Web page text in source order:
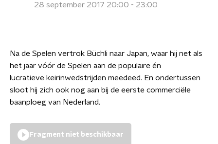
28 september 2017 20:00 - 23:00
Na de Spelen vertrok Büchli naar Japan, waar hij net als
het jaar vóór de Spelen aan de populaire én
lucratieve keirinwedstrijden meedeed. En ondertussen
sloot hij zich ook nog aan bij de eerste commerciële
baanploeg van Nederland.
Fragment niet beschikbaar